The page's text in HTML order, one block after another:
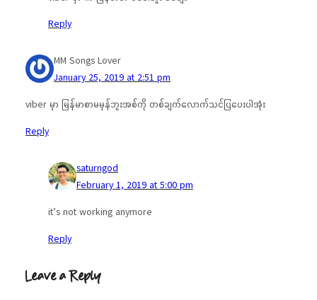
Reply
MM Songs Lover
January 25, 2019 at 2:51 pm
viber မှာ မြန်မာစာမမှန်ဘူးအစ်ကို တစ်ချက်လောက်သင်ပြပေးပါအုံး
Reply
saturngod
February 1, 2019 at 5:00 pm
it’s not working anymore
Reply
Leave a Reply